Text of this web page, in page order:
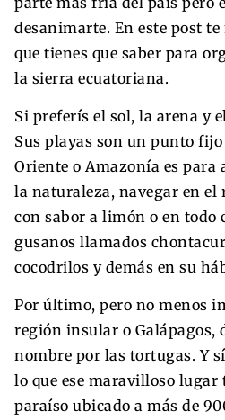
desanimarte. En este post
que tienes que saber para
la sierra ecuatoriana.
Si preferís el sol, la arena y
Sus playas son un punto
Oriente o Amazonía es para
la naturaleza, navegar en el
con sabor a limón o en todo
gusanos llamados
cocodrilos y demás en su
Por último, pero no menos
región insular o Galápagos,
nombre por las tortugas. Y
lo que ese maravilloso lugar
paraíso ubicado a más de